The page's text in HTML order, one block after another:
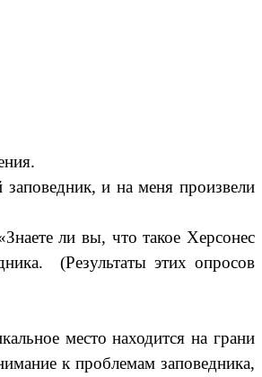
и на меня произвели
ли вы, что такое Херсонес
(Результаты этих опросов
место находится на грани
к проблемам заповедника,